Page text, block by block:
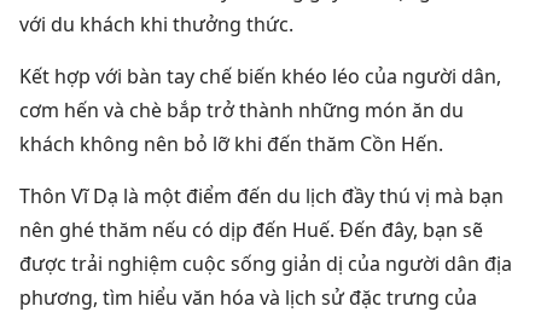
với du khách khi thưởng thức.
Kết hợp với bàn tay chế biến khéo léo của người dân,
cơm hến và chè bắp trở thành những món ăn du
khách không nên bỏ lỡ khi đến thăm Cồn Hến.
Thôn Vĩ Dạ là một điểm đến du lịch đầy thú vị mà bạn
nên ghé thăm nếu có dịp đến Huế. Đến đây, bạn sẽ
được trải nghiệm cuộc sống giản dị của người dân địa
phương, tìm hiểu văn hóa và lịch sử đặc trưng của